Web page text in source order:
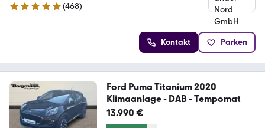
5 Sterne
(468)
Kontakt Parken
Ford Puma Titanium 2020
Klimaanlage - DAB - Tempomat
13.990 €